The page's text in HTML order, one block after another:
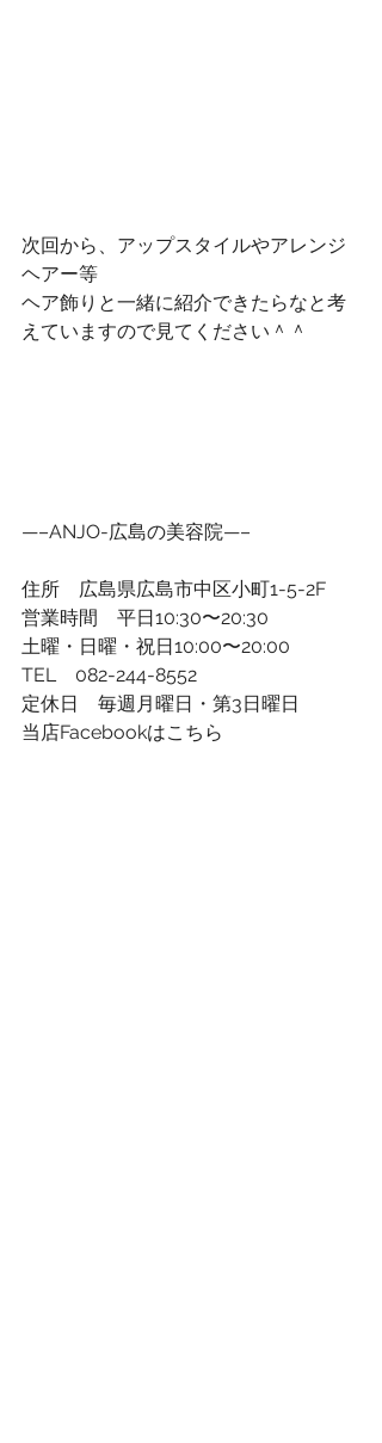
次回から、アップスタイルやアレンジ
ヘアー等
ヘア飾りと一緒に紹介できたらなと考
えていますので見てください＾＾
—–ANJO-広島の美容院—–
住所　広島県広島市中区小町1-5-2F
営業時間　平日10:30〜20:30
土曜・日曜・祝日10:00〜20:00
TEL　082-244-8552
定休日　毎週月曜日・第3日曜日
当店Facebookはこちら